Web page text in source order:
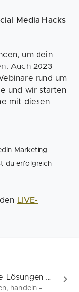
Media Hacks
um dein
Auch 2023
rund um
und wir starten
mit diesen
Marketing
du erfolgreich
LIVE-
AIDA-Prinzip: Einfache Lösungen in schwierigen Zeiten!
handeln –